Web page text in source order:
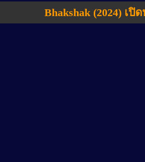
Bhakshak (2024) เ